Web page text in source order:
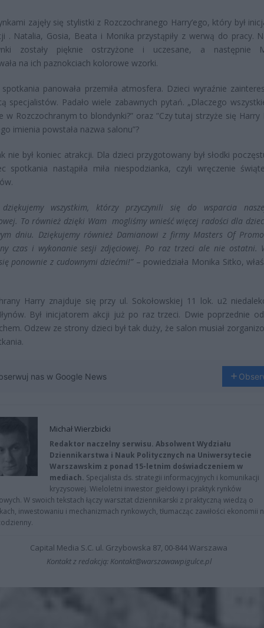
zajęły się stylistki z Rozczochranego Harry’ego, który był
. Natalia, Gosia, Beata i Monika przystąpiły z werwą do pracy.
zostały pięknie ostrzyżone i uczesane, a następnie
na ich paznokciach kolorowe wzorki.
spotkania panowała przemiła atmosfera. Dzieci wyraźnie
specjalistów. Padało wiele zabawnych pytań. „Dlaczego
w Rozczochranym to blondynki?” oraz ”Czy tutaj strzyże się
imienia powstała nazwa salonu”?
nie był koniec atrakcji. Dla dzieci przygotowany był słodki
spotkania nastąpiła miła niespodzianka, czyli wręczenie
dziękujemy wszystkim, którzy przyczynili się do wsparcia
To również dzięki Wam mogliśmy wnieść więcej radości dla
dniu. Dziękujemy również Damianowi z firmy Masters Of
czas i wykonanie sesji zdjęciowej. Po raz trzeci ale nie ostatni.
ponownie z cudownymi dziećmi!”– powiedziała Monika Sitko,
Harry znajduje się przy ul. Sokołowskiej 11 lok. u2
Był inicjatorem akcji już po raz trzeci. Dwie poprzednie
Odzew ze strony dzieci był tak duży, że salon musiał
nas w Google News
Michał Wierzbicki
Redaktor naczelny serwisu. Absolwent Wydziału
Dziennikarstwa i Nauk Politycznych na Uniwersytecie
Warszawskim z ponad 15-letnim doświadczeniem w
mediach. Specjalista ds. strategii informacyjnych i komunikacji
kryzysowej. Wieloletni inwestor giełdowy i praktyk rynków
W swoich tekstach łączy warsztat dziennikarski z praktyczną wiedzą o
inwestowaniu i mechanizmach rynkowych, tłumacząc zawiłości ekonomii
Capital Media S.C. ul. Grzybowska 87, 00-844 Warszawa
Kontakt z redakcją: Kontakt@warszawawpigulce.pl